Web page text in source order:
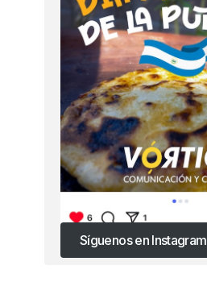
Síguenos en Instagram